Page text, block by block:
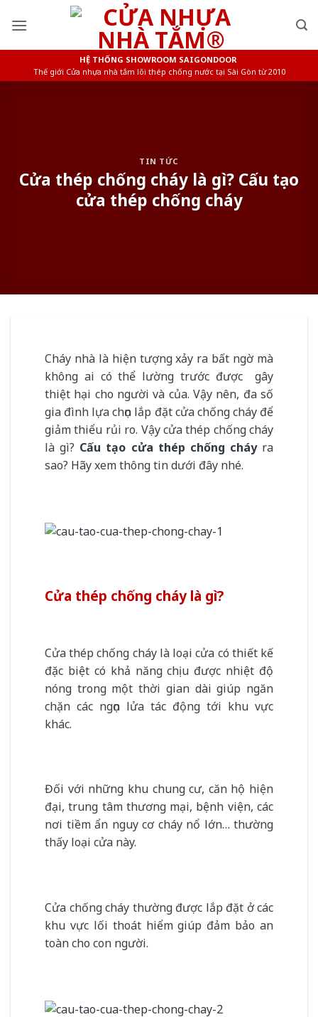
HỆ THỐNG SHOWROOM SAIGONDOOR
Thế giới Cửa nhựa nhà tắm lõi thép chống nước tại Sài Gòn từ 2010
TIN TỨC
Cửa thép chống cháy là gì? Cấu tạo
cửa thép chống cháy
Cháy nhà là hiện tượng xảy ra bất ngờ mà
không ai có thể lường trước được gây
thiệt hại cho người và của. Vậy nên, đa số
gia đình lựa chọn lắp đặt cửa chống cháy để
giảm thiểu rủi ro. Vậy cửa thép chống cháy
là gì? Cấu tạo cửa thép chống cháy ra
sao? Hãy xem thông tin dưới đây nhé.
Cửa thép chống cháy là gì?
Cửa thép chống cháy là loại cửa có thiết kế
đặc biệt có khả năng chịu được nhiệt độ
nóng trong một thời gian dài giúp ngăn
chặn các ngọn lửa tác động tới khu vực
khác.
Đối với những khu chung cư, căn hộ hiện
đại, trung tâm thương mại, bệnh viện, các
nơi tiềm ẩn nguy cơ cháy nổ lớn… thường
thấy loại cửa này.
Cửa chống cháy thường được lắp đặt ở các
khu vực lối thoát hiểm giúp đảm bảo an
toàn cho con người.